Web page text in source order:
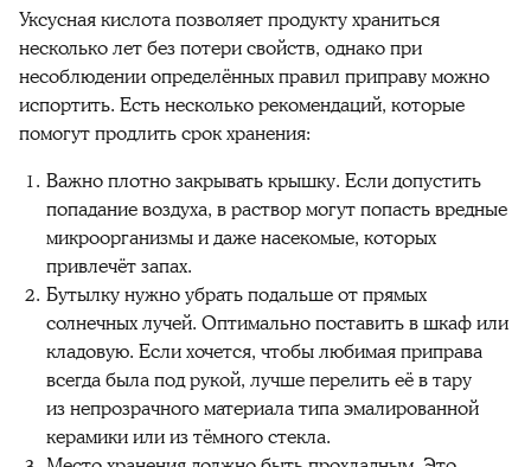
Уксусная кислота позволяет продукту храниться
несколько лет без потери свойств, однако при
несоблюдении определённых правил приправу можно
испортить. Есть несколько рекомендаций, которые
помогут продлить срок хранения:
Важно плотно закрывать крышку. Если допустить
попадание воздуха, в раствор могут попасть вредные
микроорганизмы и даже насекомые, которых
привлечёт запах.
Бутылку нужно убрать подальше от прямых
солнечных лучей. Оптимально поставить в шкаф или
кладовую. Если хочется, чтобы любимая приправа
всегда была под рукой, лучше перелить её в тару
из непрозрачного материала типа эмалированной
керамики или из тёмного стекла.